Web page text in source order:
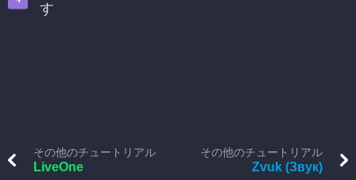
す
その他のチュートリアル
LiveOne
その他のチュートリアル
Zvuk (Звук)